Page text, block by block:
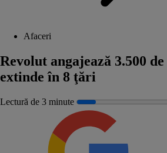
Afaceri
Revolut angajează 3.500 de
extinde în 8 ţări
Lectură de 3 minute